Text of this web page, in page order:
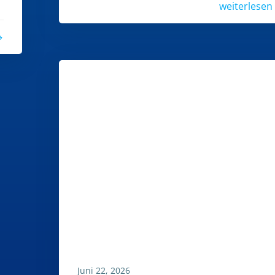
weiterlesen
Juni 22, 2026